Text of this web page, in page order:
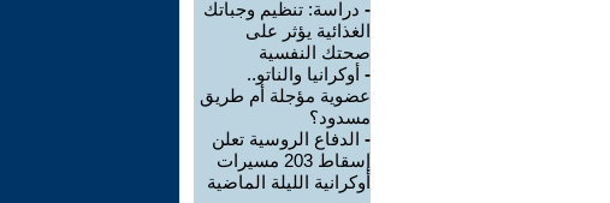
- دراسة: تنظيم وجباتك
الغذائية يؤثر على
صحتك النفسية
- أوكرانيا والناتو..
عضوية مؤجلة أم طريق
مسدود؟
- الدفاع الروسية تعلن
إسقاط 203 مسيرات
أوكرانية الليلة الماضية